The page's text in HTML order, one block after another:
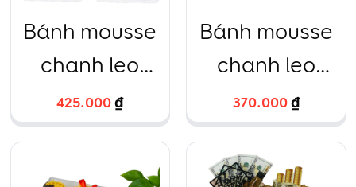
Bánh mousse
chanh leo
tròn
425.000₫
Bánh mousse
chanh leo
tròn tạo hình
hoa hồng
370.000₫